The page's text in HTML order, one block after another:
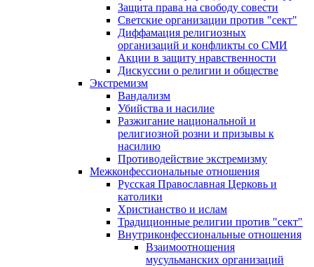
Защита права на свободу совести
Светские организации против "сект"
Диффамация религиозных
организаций и конфликты со СМИ
Акции в защиту нравственности
Дискуссии о религии и обществе
Экстремизм
Вандализм
Убийства и насилие
Разжигание национальной и
религиозной розни и призывы к
насилию
Противодействие экстремизму
Межконфессиональные отношения
Русская Православная Церковь и
католики
Христианство и ислам
Традиционные религии против "сект"
Внутриконфессиональные отношения
Взаимоотношения
мусульманских организаций